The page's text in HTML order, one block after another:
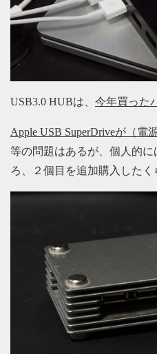
USB3.0 HUBは、 今年買った
Apple USB SuperDriveが（電
等の問題はあるが、個人的
ろ、２個目を追加購入したく